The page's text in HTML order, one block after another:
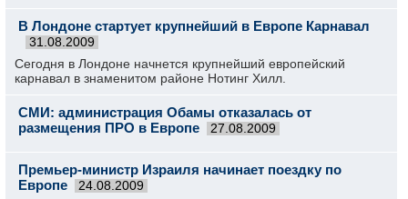
В Лондоне стартует крупнейший в Европе Карнавал
31.08.2009
Сегодня в Лондоне начнется крупнейший европейский
карнавал в знаменитом районе Нотинг Хилл.
СМИ: администрация Обамы отказалась от
размещения ПРО в Европе
27.08.2009
Премьер-министр Израиля начинает поездку по
Европе
24.08.2009